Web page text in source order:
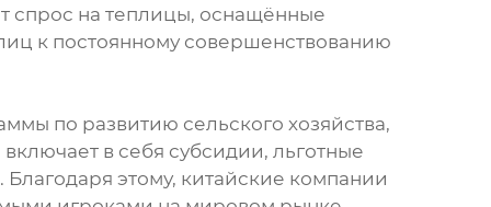
спрос на теплицы, оснащённые
к постоянному совершенствованию
по развитию сельского хозяйства,
в себя субсидии, льготные
этому, китайские компании